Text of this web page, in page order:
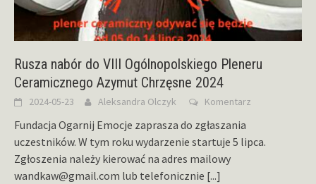
Rusza nabór do VIII Ogólnopolskiego Pleneru
Ceramicznego Azymut Chrzęsne 2024
2024-05-23 Aleksandra Olczyk Komentarz
Fundacja Ogarnij Emocje zaprasza do zgłaszania
uczestników. W tym roku wydarzenie startuje 5 lipca.
Zgłoszenia należy kierować na adres mailowy
wandkaw@gmail.com lub telefonicznie [...]